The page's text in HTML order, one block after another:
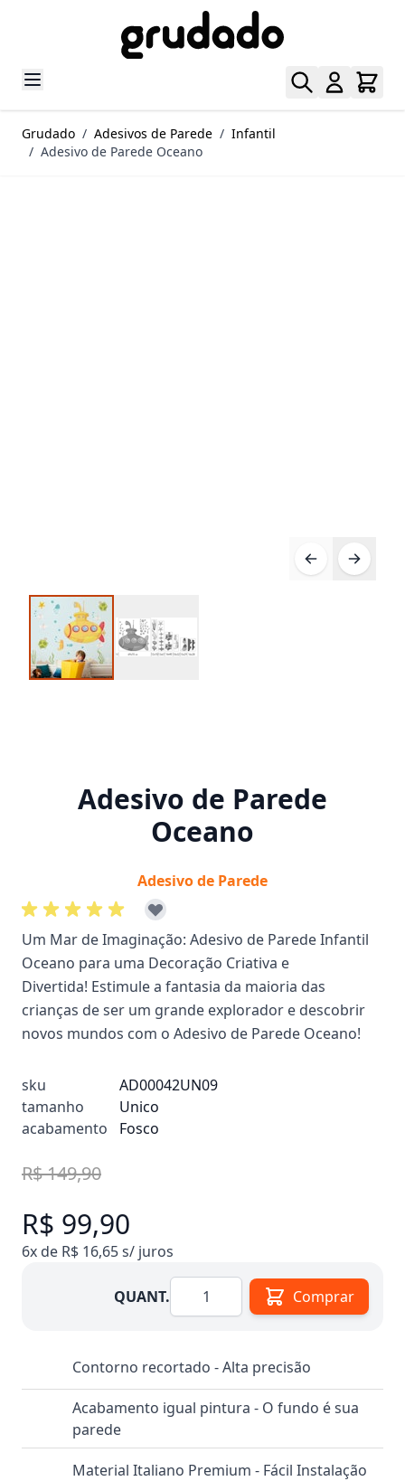
Grudado / Adesivos de Parede / Infantil
/ Adesivo de Parede Oceano
Adesivo de Parede
Oceano
Adesivo de Parede
Um Mar de Imaginação: Adesivo de Parede Infantil
Oceano para uma Decoração Criativa e
Divertida! Estimule a fantasia da maioria das
crianças de ser um grande explorador e descobrir
novos mundos com o Adesivo de Parede Oceano!
sku
AD00042UN09
tamanho
Unico
acabamento
Fosco
R$ 149,90
R$ 99,90
6x de R$ 16,65 s/ juros
QUANT.Quantidade Comprar
Contorno recortado - Alta precisão
Acabamento igual pintura - O fundo é sua
parede
Material Italiano Premium - Fácil Instalação